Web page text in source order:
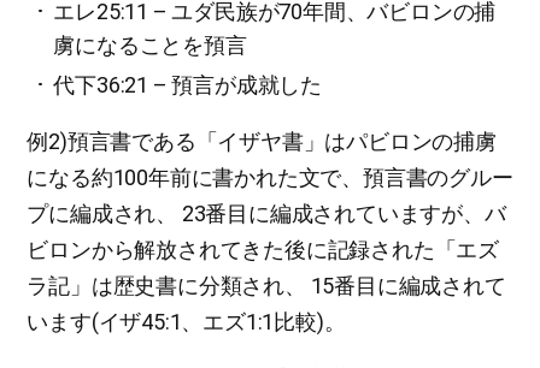
エレ25:11 – ユダ民族が70年間、バビロンの捕
虜になることを預言
代下36:21 – 預言が成就した
例2)預言書である「イザヤ書」はパビロンの捕虜
になる約100年前に書かれた文で、預言書のグルー
プに編成され、 23番目に編成されていますが、バ
ビロンから解放されてきた後に記録された「エズ
ラ記」は歴史書に分類され、 15番目に編成されて
います(イザ45:1、エズ1:1比較)。